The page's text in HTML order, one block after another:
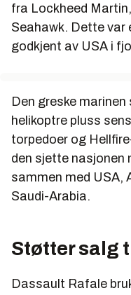
fra Lockheed
Seahawk. Dette var
godkjent av USA i
Den greske
helikoptre pluss
torpedoer og
den sjette nasjonen
sammen med USA,
Saudi-Arabia.
Støtter salg
Dassault Rafale